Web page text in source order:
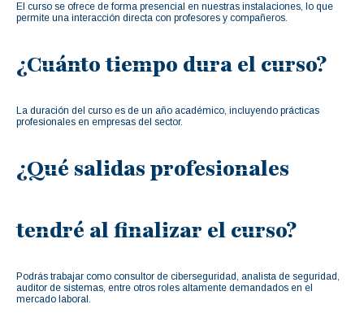
El curso se ofrece de forma presencial en nuestras instalaciones, lo que
permite una interacción directa con profesores y compañeros.
¿Cuánto tiempo dura el curso?
La duración del curso es de un año académico, incluyendo prácticas
profesionales en empresas del sector.
¿Qué salidas profesionales
tendré al finalizar el curso?
Podrás trabajar como consultor de ciberseguridad, analista de seguridad,
auditor de sistemas, entre otros roles altamente demandados en el
mercado laboral.